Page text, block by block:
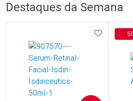
Laboratório
Por Menos
Destaques da Semana